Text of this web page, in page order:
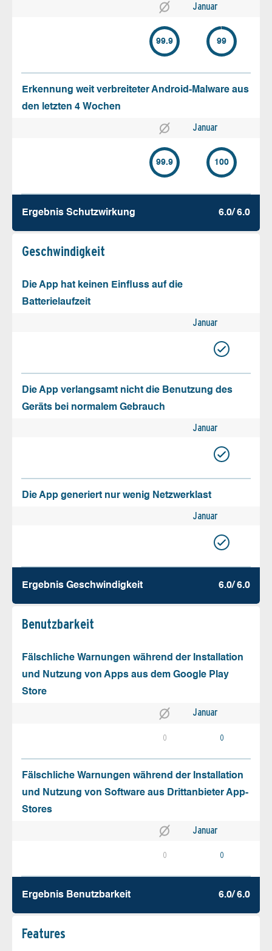
Januar
99.9 99
Erkennung weit verbreiteter Android-Malware aus
den letzten 4 Wochen
Januar
99.9 100
Ergebnis Schutz­wirkung 6.0/ 6.0
Geschw­indigkeit
Die App hat keinen Einfluss auf die
Batterielaufzeit
Januar
Die App verlangsamt nicht die Benutzung des
Geräts bei normalem Gebrauch
Januar
Die App generiert nur wenig Netzwerklast
Januar
Ergebnis Geschw­indigkeit 6.0/ 6.0
Benutz­barkeit
Fälschliche Warnungen während der Installation
und Nutzung von Apps aus dem Google Play
Store
Januar
0 0
Fälschliche Warnungen während der Installation
und Nutzung von Software aus Drittanbieter App-
Stores
Januar
0 0
Ergebnis Benutz­barkeit 6.0/ 6.0
Features